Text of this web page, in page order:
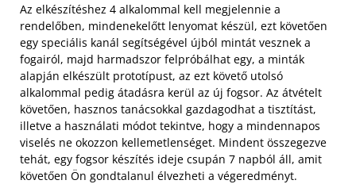
Az elkészítéshez 4 alkalommal kell megjelennie a
rendelőben, mindenekelőtt lenyomat készül, ezt követően
egy speciális kanál segítségével újból mintát vesznek a
fogairól, majd harmadszor felpróbálhat egy, a minták
alapján elkészült prototípust, az ezt követő utolsó
alkalommal pedig átadásra kerül az új fogsor. Az átvételt
követően, hasznos tanácsokkal gazdagodhat a tisztítást,
illetve a használati módot tekintve, hogy a mindennapos
viselés ne okozzon kellemetlenséget. Mindent összegezve
tehát, egy fogsor készítés ideje csupán 7 napból áll, amit
követően Ön gondtalanul élvezheti a végeredményt.